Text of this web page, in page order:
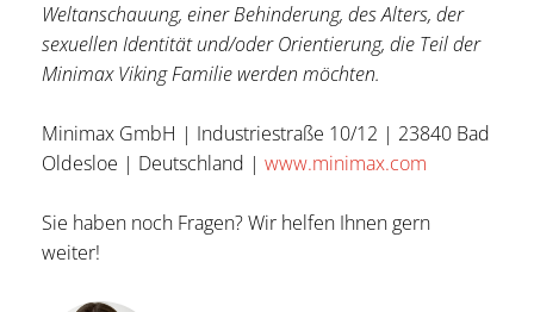
Weltanschauung, einer Behinderung, des Alters, der
sexuellen Identität und/oder Orientierung, die Teil der
Minimax Viking Familie werden möchten.
Minimax GmbH | Industriestraße 10/12 | 23840 Bad
Oldesloe | Deutschland | www.minimax.com
Sie haben noch Fragen? Wir helfen Ihnen gern
weiter!